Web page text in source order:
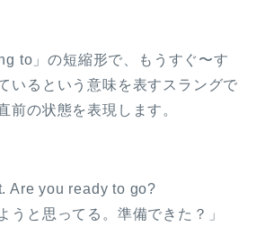
to」の短縮形で、もうすぐ〜す
いるという意味を表すスラングで
前の状態を表現します。
Are you ready to go?
うと思ってる。準備できた？」